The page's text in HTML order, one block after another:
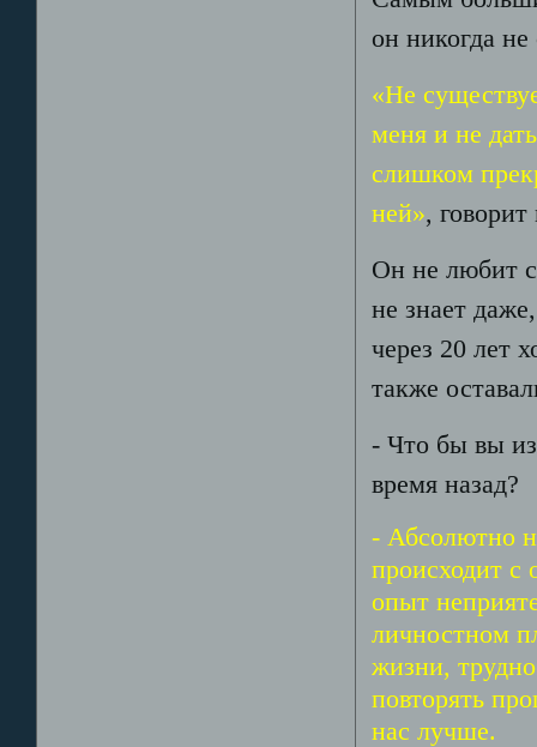
он никогда не
«Не
меня и не
слишком
ней»,
Он не любит
не знает
через 20 лет
также
- Что бы вы
время назад?
- Абсолютно
происходит
опыт
личностном
жизни,
повторять
нас лучше.